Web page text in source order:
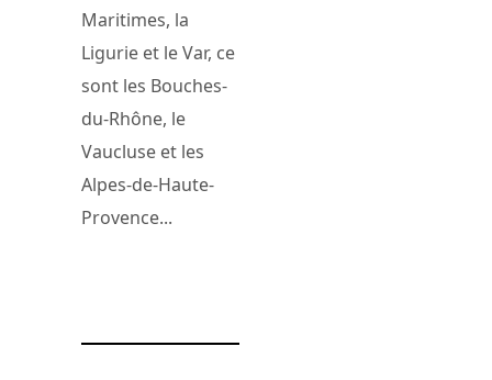
Maritimes, la
Ligurie et le Var, ce
sont les Bouches-
du-Rhône, le
Vaucluse et les
Alpes-de-Haute-
Provence...